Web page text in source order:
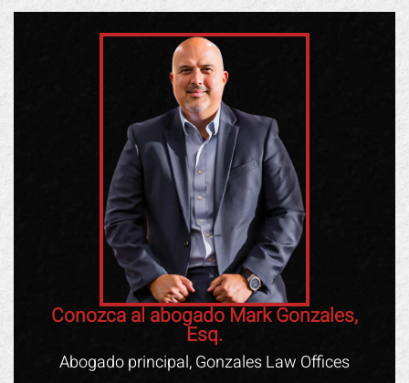
Conozca al abogado Mark Gonzales,
Esq.
Abogado principal, Gonzales Law Offices